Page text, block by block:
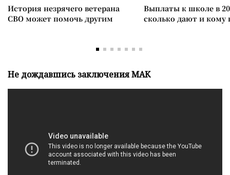
История незрячего ветерана
СВО может помочь другим
Выплаты к школе в
сколько дают и
Не дождавшись заключения МАК